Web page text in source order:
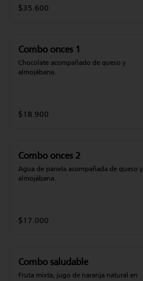
$35.600
Combo onces 1
Chocolate acompañado de queso y
almojábana.
$18.900
Combo onces 2
Agua de panela acompañada de queso y
almojábana.
$17.000
Combo saludable
Fruta mixta, jugo de naranja natural en